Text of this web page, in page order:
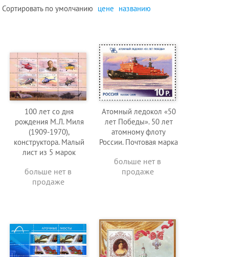
Сортировать поумолчанию цене названию
100 лет со дня
рождения М.Л. Миля
(1909-1970),
конструктора. Малый
лист из 5 марок
больше нет в
продаже
Атомный ледокол «50
лет Победы». 50 лет
атомному флоту
России. Почтовая марка
больше нет в
продаже